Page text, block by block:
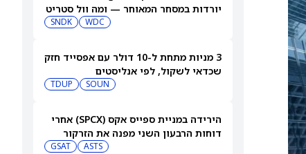
יורדות במסחר המאוחר — ומה וול סטריט
WDC
SNDK
3 מניות מתחת ל-10 דולר עם אפסייד חזק
שכדאי לשקול, לפי אנליסטים
SOUN
TDUP
הירידה במניית ספייס אקס (SPCX) אחרי
דוחות הרבעון השני מפנה את הזרקור
לקרנות סל חלל עם חשיפה גבוהה
ASTS
GSAT